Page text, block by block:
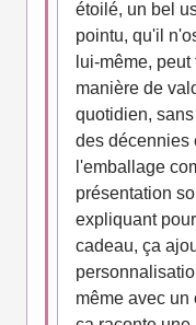
étoilé, un bel
pointu, qu'il
lui-même,
manière de
quotidien,
des décennies
l'emballage
présentation
expliquant
cadeau, ça
même avec un